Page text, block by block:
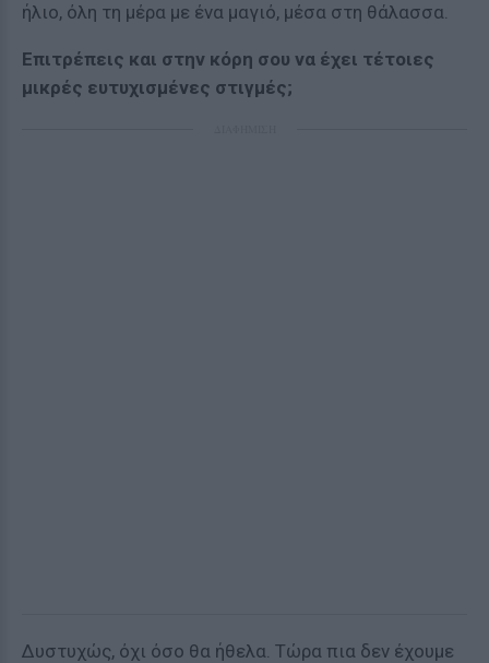
ήλιο, όλη τη μέρα με ένα μαγιό, μέσα στη θάλασσα.
Επιτρέπεις και στην κόρη σου να έχει τέτοιες
μικρές ευτυχισμένες στιγμές;
Δυστυχώς, όχι όσο θα ήθελα. Τώρα πια δεν έχουμε